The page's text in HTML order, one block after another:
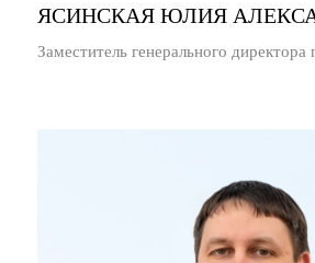
ЯСИНСКАЯ ЮЛИЯ
Заместитель генерального